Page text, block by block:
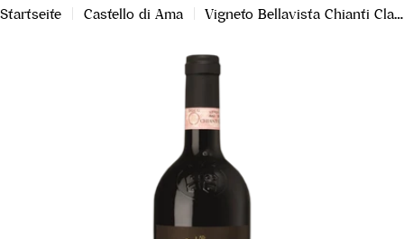
Startseite Castello di Ama Vigneto Bellavista Chianti Classico Gran Selezione DOCG 2019